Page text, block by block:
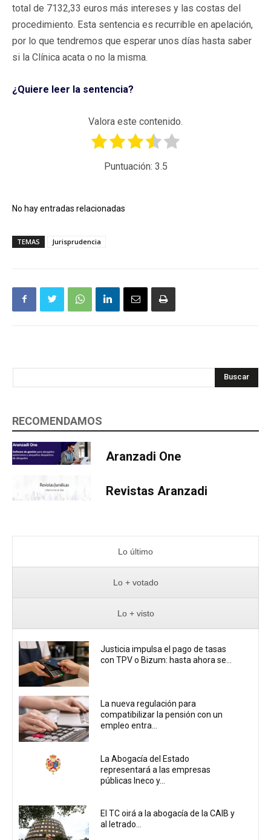
total de 7132,33 euros más intereses y las costas del
procedimiento. Esta sentencia es recurrible en apelación,
por lo que tendremos que esperar unos días hasta saber
si la Clínica acata o no la misma.
¿Quiere leer la sentencia?
Valora este contenido.
Puntuación: 3.5
No hay entradas relacionadas
TEMAS Jurisprudencia
Buscar
RECOMENDAMOS
Aranzadi One
Revistas Aranzadi
Lo último
Lo + votado
Lo + visto
Justicia impulsa el pago de tasas
con TPV o Bizum: hasta ahora se...
La nueva regulación para
compatibilizar la pensión con un
empleo entra...
La Abogacía del Estado
representará a las empresas
públicas Ineco y...
El TC oirá a la abogacía de la CAIB y
al letrado...